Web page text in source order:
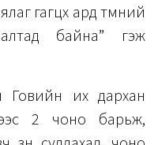
гагцхүү ард түмний
байна” гэж
Говийн их дархан
2 чоно барьж,